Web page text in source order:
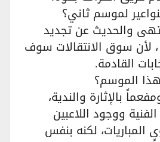
لموسم ثاني؟
والحديث عن تجديد
، لأن سوق الانتقالات سوف
القادمة.
الموسم؟
بالإثارة والندية،
ووجود اللاعبين
المباريات، لكنه بنفس